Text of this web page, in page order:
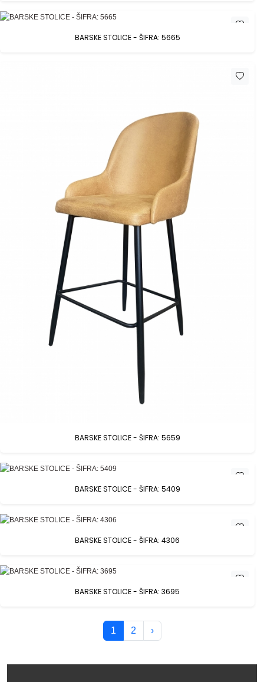
BARSKE STOLICE - ŠIFRA: 5665
BARSKE STOLICE - ŠIFRA: 5659
BARSKE STOLICE - ŠIFRA: 5409
BARSKE STOLICE - ŠIFRA: 4306
BARSKE STOLICE - ŠIFRA: 3695
1 2 ›